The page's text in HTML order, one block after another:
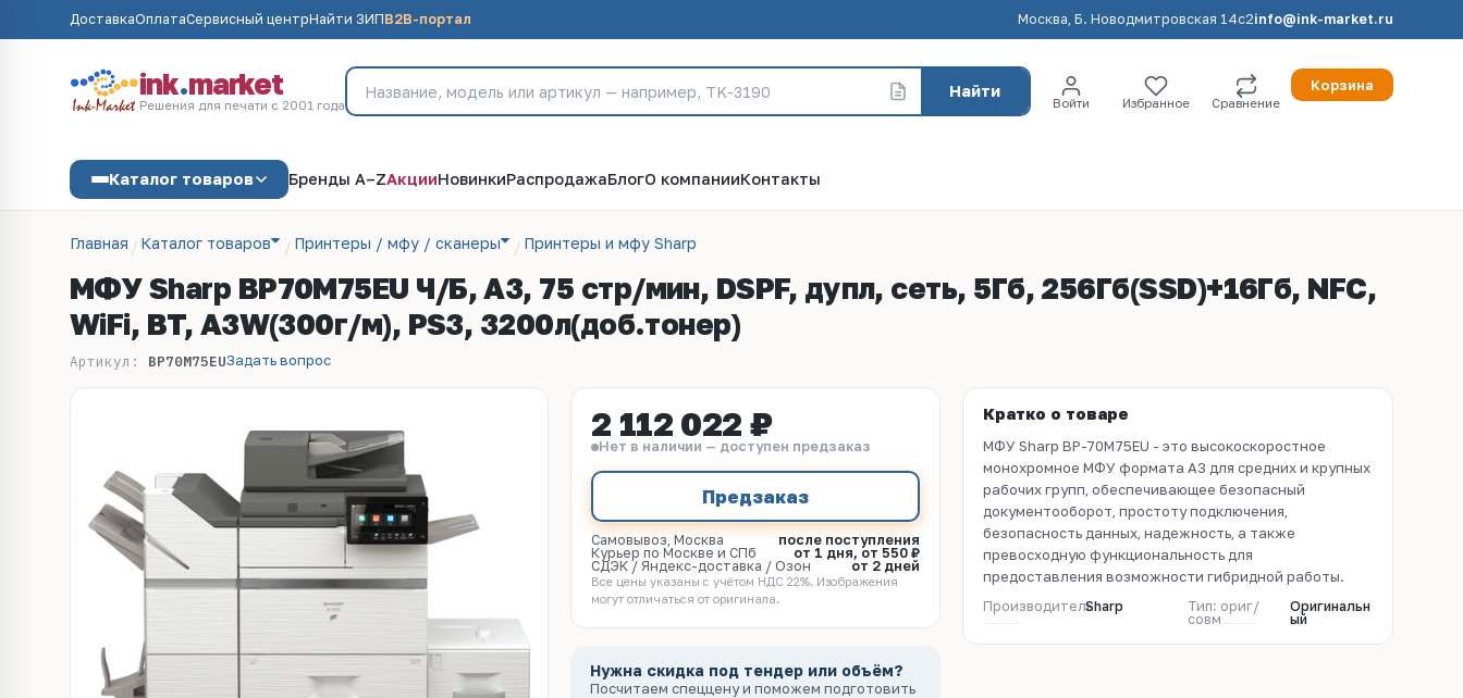
ДоставкаОплатаСервисный центрНайти ЗИПB2B-портал Москва, Б. Новодмитровская 14с2info@ink-market.ru
ink.market
Решения для печати с 2001 года
Найти
Войти Избранное Сравнение
Корзина
Каталог товаров Бренды A–ZАкцииНовинкиРаспродажаБлогО компанииКонтакты
Главная Каталог товаров Принтеры / мфу / сканеры Принтеры и мфу Sharp
МФУ Sharp BP70M75EU Ч/Б, A3, 75 стр/мин, DSPF, дупл, сеть, 5Гб, 256Гб(SSD)+16Гб, NFC,
WiFi, BT, A3W(300г/м), PS3, 3200л(доб.тонер)
Артикул: BP70M75EUЗадать вопрос
2 112 022 ₽
Нет в наличии — доступен предзаказ
Предзаказ
Самовывоз, Москва
после поступления
Курьер по Москве и СПб
от 1 дня, от 550 ₽
СДЭК / Яндекс-доставка / Озон
от 2 дней
Все цены указаны с учётом НДС 22%. Изображения
могут отличаться от оригинала.
Нужна скидка под тендер или объём?
Посчитаем спеццену и поможем подготовить
Кратко о товаре
МФУ Sharp BP-70M75EU - это высокоскоростное
монохромное МФУ формата A3 для средних и крупных
рабочих групп, обеспечивающее безопасный
документооборот, простоту подключения,
безопасность данных, надежность, а также
превосходную функциональность для
предоставления возможности гибридной работы.
ПроизводительSharp
Тип: ориг/
совм
Оригинальн
ый